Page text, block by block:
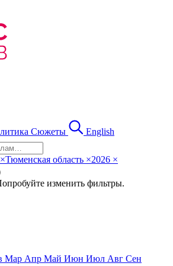
Сюжеты English
×Тюменская область ×2026 ×
изменить фильтры.
Мар Апр Май Июн Июл Авг Сен